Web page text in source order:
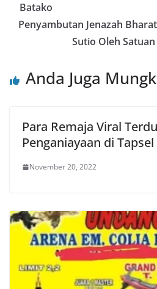
Batako
Penyambutan Jenazah
Sutio Oleh
Anda Juga
Para Remaja Viral
Penganiayaan di
November 20, 2022